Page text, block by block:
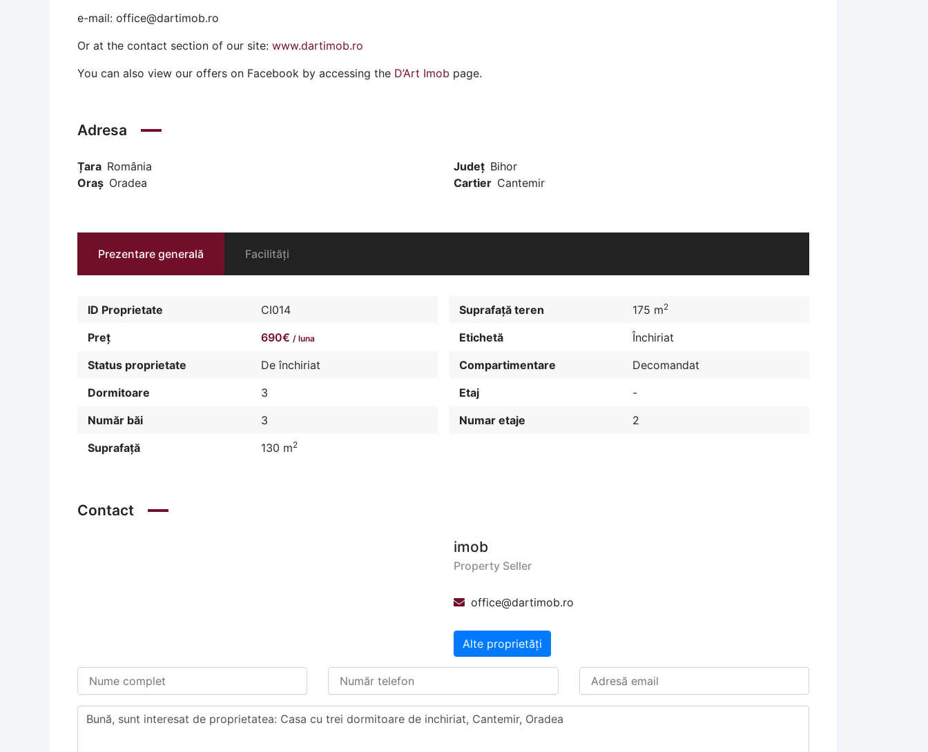
e-mail: office@dartimob.ro
Or at the contact section of our site: www.dartimob.ro
You can also view our offers on Facebook by accessing the D’Art Imob page.
Adresa
Țara România Județ Bihor
Oraș Oradea Cartier Cantemir
Prezentare generală Facilități
ID Proprietate
CI014
Preț
690€ / luna
Status proprietate
De închiriat
Dormitoare
3
Număr băi
3
Suprafață
130 m2
Suprafață teren 175 m2
Etichetă
Închiriat
Compartimentare
Decomandat
Etaj
-
Numar etaje
2
Contact
imob
Property Seller
office@dartimob.ro
Alte proprietăți